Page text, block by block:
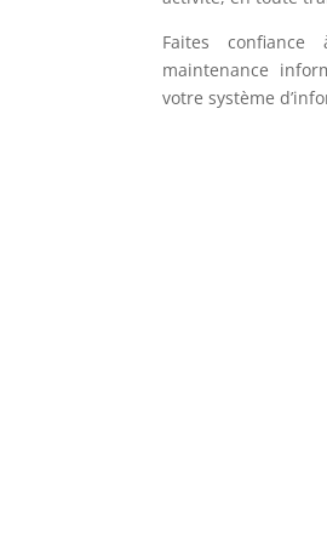
Faites confiance
maintenance
votre système